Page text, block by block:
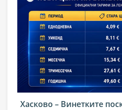
Хасково – Винетките